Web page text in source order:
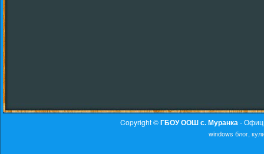
Copyright ©ГБОУ ООШ с. Муранка -
windows блог,